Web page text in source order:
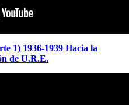
1) 1936-1939 Hacia la
de U.R.E.